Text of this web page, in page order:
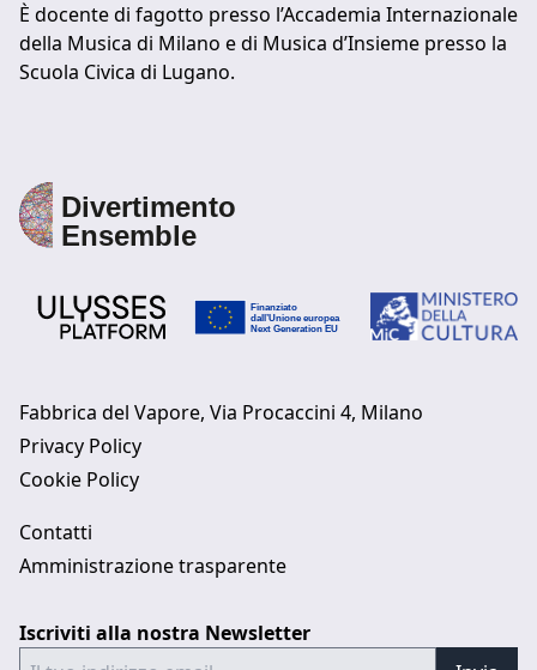
È docente di fagotto presso l’Accademia Internazionale
della Musica di Milano e di Musica d’Insieme presso la
Scuola Civica di Lugano.
Fabbrica del Vapore, Via Procaccini 4, Milano
Privacy Policy
Cookie Policy
Contatti
Amministrazione trasparente
Iscriviti alla nostra Newsletter